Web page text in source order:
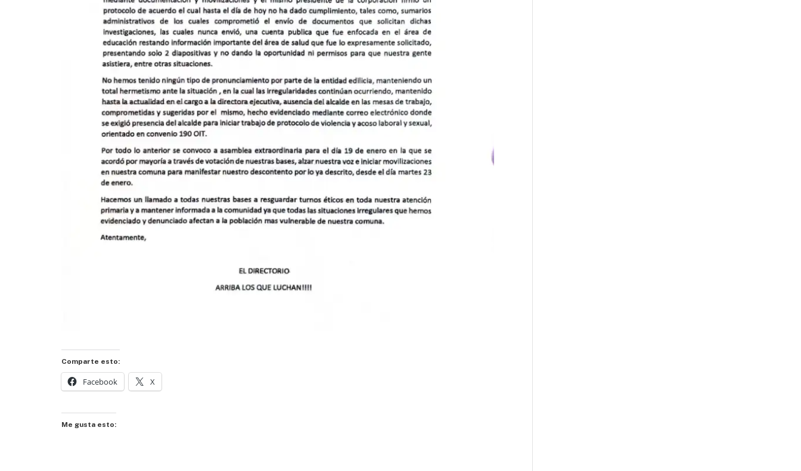
Comparte esto:
Facebook X
Me gusta esto: